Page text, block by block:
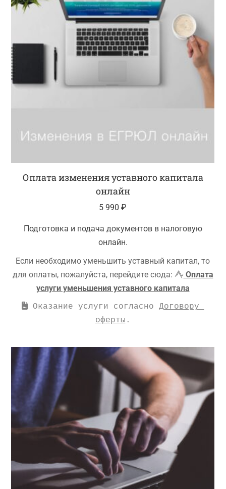
Оплата изменения уставного капитала
онлайн
5 990 ₽
Подготовка и подача документов в налоговую
онлайн.
Если необходимо уменьшить уставный капитал, то
для оплаты, пожалуйста, перейдите сюда:
Оплата
услуги уменьшения уставного капитала
Оказание услуги согласно Договору
оферты .